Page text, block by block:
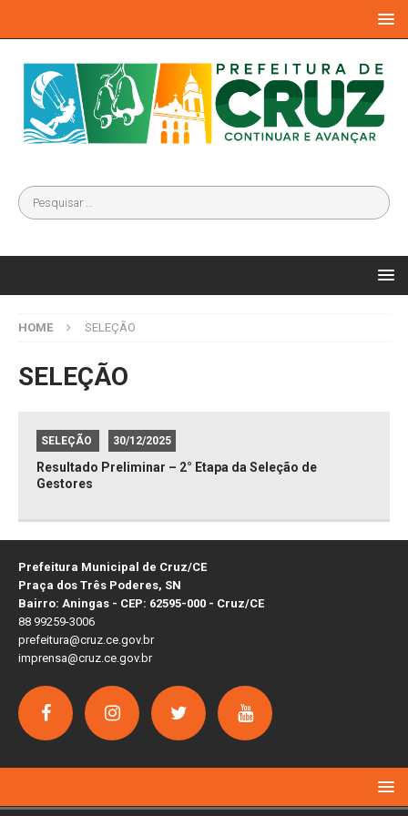
HOME SELEÇÃO
SELEÇÃO
SELEÇÃO 30/12/2025
Resultado Preliminar – 2° Etapa da Seleção de
Gestores
Prefeitura Municipal de Cruz/CE
Praça dos Três Poderes, SN
Bairro: Aningas - CEP: 62595-000 - Cruz/CE
88 99259-3006
prefeitura@cruz.ce.gov.br
imprensa@cruz.ce.gov.br